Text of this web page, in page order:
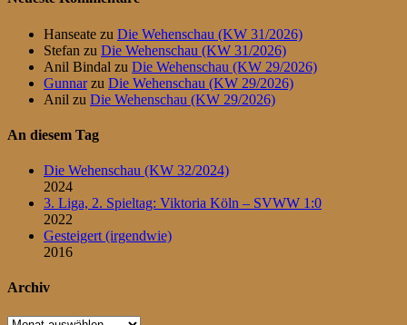
Hanseate zu Die Wehenschau (KW 31/2026)
Stefan zu Die Wehenschau (KW 31/2026)
Anil Bindal zu Die Wehenschau (KW 29/2026)
Gunnarzu Die Wehenschau (KW 29/2026)
Anil zu Die Wehenschau (KW 29/2026)
An diesem Tag
Die Wehenschau (KW 32/2024)
2024
3. Liga, 2. Spieltag: Viktoria Köln – SVWW 1:0
2022
Gesteigert (irgendwie)
2016
Archiv